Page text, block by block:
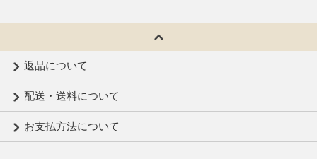
返品について
配送・送料について
お支払方法について